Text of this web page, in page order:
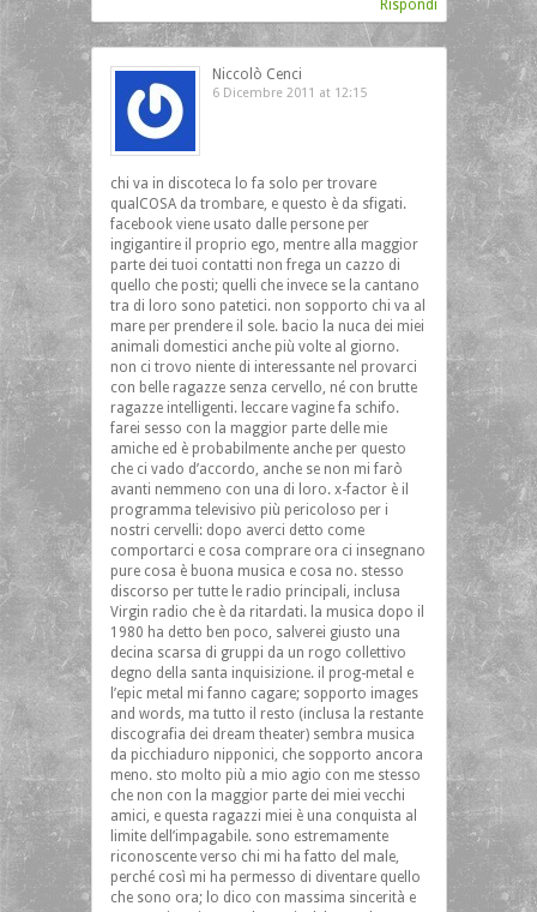
Rispondi
Niccolò Cenci
6 Dicembre 2011 at 12:15
chi va in discoteca lo fa solo per trovare
qualCOSA da trombare, e questo è da sfigati.
facebook viene usato dalle persone per
ingigantire il proprio ego, mentre alla maggior
parte dei tuoi contatti non frega un cazzo di
quello che posti; quelli che invece se la cantano
tra di loro sono patetici. non sopporto chi va al
mare per prendere il sole. bacio la nuca dei miei
animali domestici anche più volte al giorno.
non ci trovo niente di interessante nel provarci
con belle ragazze senza cervello, né con brutte
ragazze intelligenti. leccare vagine fa schifo.
farei sesso con la maggior parte delle mie
amiche ed è probabilmente anche per questo
che ci vado d’accordo, anche se non mi farò
avanti nemmeno con una di loro. x-factor è il
programma televisivo più pericoloso per i
nostri cervelli: dopo averci detto come
comportarci e cosa comprare ora ci insegnano
pure cosa è buona musica e cosa no. stesso
discorso per tutte le radio principali, inclusa
Virgin radio che è da ritardati. la musica dopo il
1980 ha detto ben poco, salverei giusto una
decina scarsa di gruppi da un rogo collettivo
degno della santa inquisizione. il prog-metal e
l’epic metal mi fanno cagare; sopporto images
and words, ma tutto il resto (inclusa la restante
discografia dei dream theater) sembra musica
da picchiaduro nipponici, che sopporto ancora
meno. sto molto più a mio agio con me stesso
che non con la maggior parte dei miei vecchi
amici, e questa ragazzi miei è una conquista al
limite dell’impagabile. sono estremamente
riconoscente verso chi mi ha fatto del male,
perché così mi ha permesso di diventare quello
che sono ora; lo dico con massima sincerità e